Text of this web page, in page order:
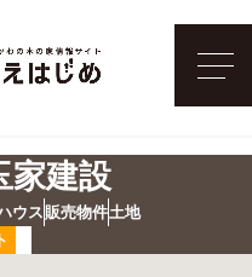
メ
家建設
ウス販売物件土地